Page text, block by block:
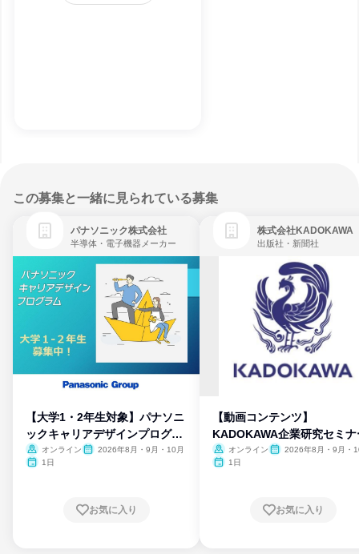
この募集と一緒に見られている募集
パナソニック株式会社
半導体・電子機器メーカー
【大学1・2年生対象】パナソニ
ックキャリアデザインプログラ
ム
オンライン
2026年8月・9月・10月
1日
お気に入り
株式会社KADOKAWA
出版社・新聞社
【動画コンテンツ】
KADOKAWA企業研究セミナ
オンライン
2026年8月・9月・
1日
お気に入り